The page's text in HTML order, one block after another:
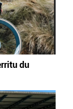
cookie-
eta
hori
Gehiago
du